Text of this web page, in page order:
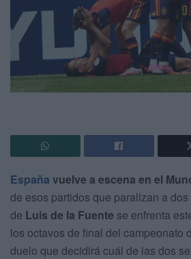
España vuelve a escena en el
de esos partidos que paralizan a
de Luis de la Fuente se enfrenta
los octavos de final del campeonato
duelo que decidirá cuál de las dos